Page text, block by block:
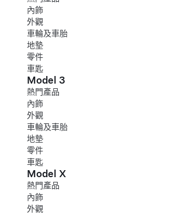
內飾
外觀
車輪及車胎
地墊
零件
車匙
Model 3
熱門產品
內飾
外觀
車輪及車胎
地墊
零件
車匙
Model X
熱門產品
內飾
外觀